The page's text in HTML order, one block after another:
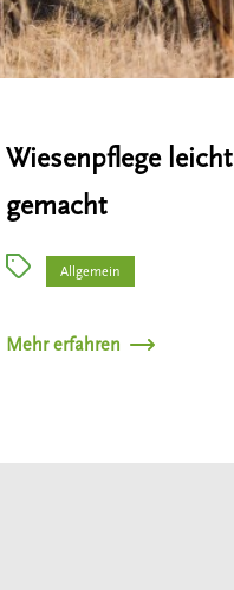
Wiesenpflege leicht
gemacht
Allgemein
Mehr erfahren